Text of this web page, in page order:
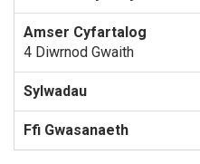
4 Diwrnod Gwaith